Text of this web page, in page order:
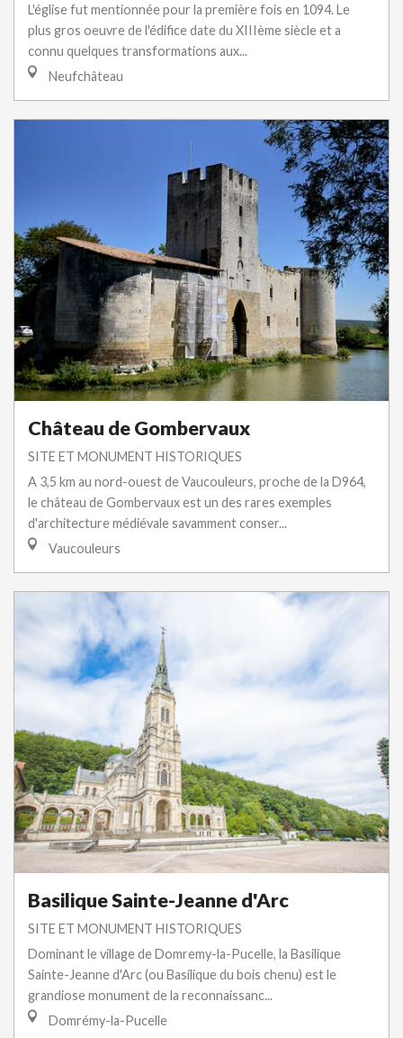
L'église fut mentionnée pour la première fois en 1094. Le
plus gros oeuvre de l'édifice date du XIIIème siècle et a
connu quelques transformations aux...
Neufchâteau
Château de Gombervaux
SITE ET MONUMENT HISTORIQUES
A 3,5 km au nord-ouest de Vaucouleurs, proche de la D964,
le château de Gombervaux est un des rares exemples
d'architecture médiévale savamment conser...
Vaucouleurs
Basilique Sainte-Jeanne d'Arc
SITE ET MONUMENT HISTORIQUES
Dominant le village de Domremy-la-Pucelle, la Basilique
Sainte-Jeanne d'Arc (ou Basilique du bois chenu) est le
grandiose monument de la reconnaissanc...
Domrémy-la-Pucelle